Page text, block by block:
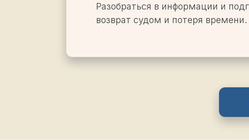
Разобраться в информации и
возврат судом и потеря времени.